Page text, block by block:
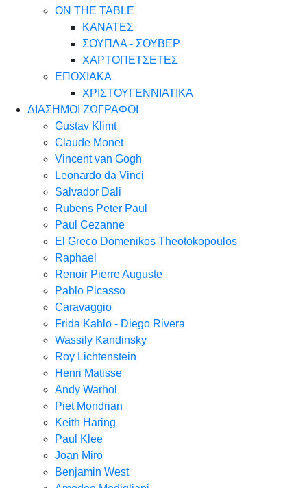
ON THE TABLE
ΚΑΝΑΤΕΣ
ΣΟΥΠΛΑ - ΣΟΥΒΕΡ
ΧΑΡΤΟΠΕΤΣΕΤΕΣ
ΕΠΟΧΙΑΚΑ
ΧΡΙΣΤΟΥΓΕΝΝΙΑΤΙΚΑ
ΔΙΑΣΗΜΟΙ ΖΩΓΡΑΦΟΙ
Gustav Klimt
Claude Monet
Vincent van Gogh
Leonardo da Vinci
Salvador Dali
Rubens Peter Paul
Paul Cezanne
El Greco Domenikos Theotokopoulos
Raphael
Renoir Pierre Auguste
Pablo Picasso
Caravaggio
Frida Kahlo - Diego Rivera
Wassily Kandinsky
Roy Lichtenstein
Henri Matisse
Andy Warhol
Piet Mondrian
Keith Haring
Paul Klee
Joan Miro
Benjamin West